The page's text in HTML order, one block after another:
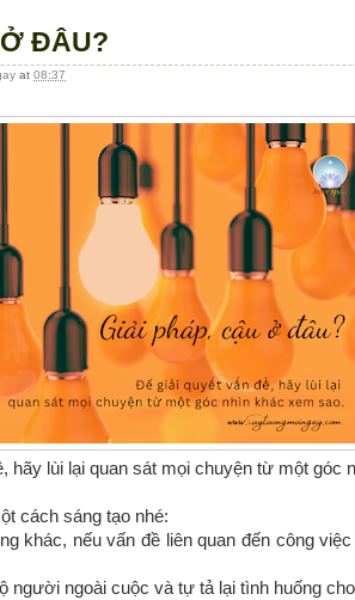
ĐÂU?
at 08:37
hãy lùi lại quan sát mọi chuyện từ một góc
cách sáng tạo nhé:
khác, nếu vấn đề liên quan đến công
người ngoài cuộc và tự tả lại tình huống